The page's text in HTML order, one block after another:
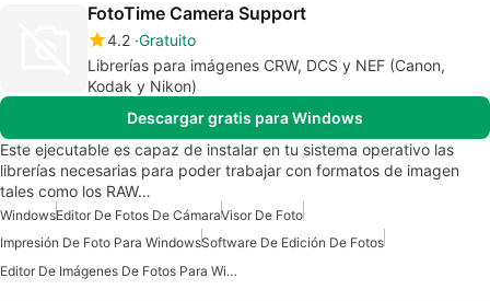
FotoTime Camera Support
4.2 Gratuito
Librerías para imágenes CRW, DCS y NEF (Canon,
Kodak y Nikon)
Descargar gratis para Windows
Este ejecutable es capaz de instalar en tu sistema operativo las
librerías necesarias para poder trabajar con formatos de imagen
tales como los RAW…
WindowsEditor De Fotos De CámaraVisor De Foto
Impresión De Foto Para WindowsSoftware De Edición De Fotos
Editor De Imágenes De Fotos Para Windows